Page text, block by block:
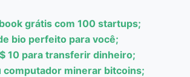
grátis com 100 startups;
bio perfeito para você;
10 para transferir dinheiro;
computador minerar bitcoins;